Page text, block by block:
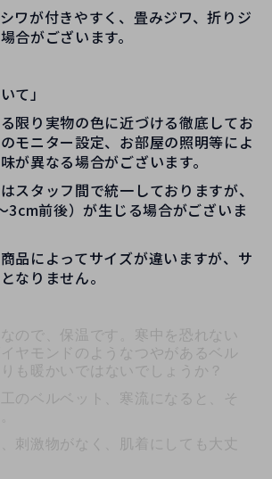
ワが付きやすく、畳みジワ、折りジ
合がございます。
て」
限り実物の色に近づける徹底してお
モニター設定、お部屋の照明等によ
が異なる場合がございます。
スタッフ間で統一しておりますが、
3cm前後）が生じる場合がございま
品によってサイズが違いますが、サ
なりません。
ので、保温です。寒中を恐れない
ヤモンドのようなつやがあるベル
りも暖かいではないでしょうか？
のベルベット、寒流になると、そ
刺激物がなく、肌着にしても大丈